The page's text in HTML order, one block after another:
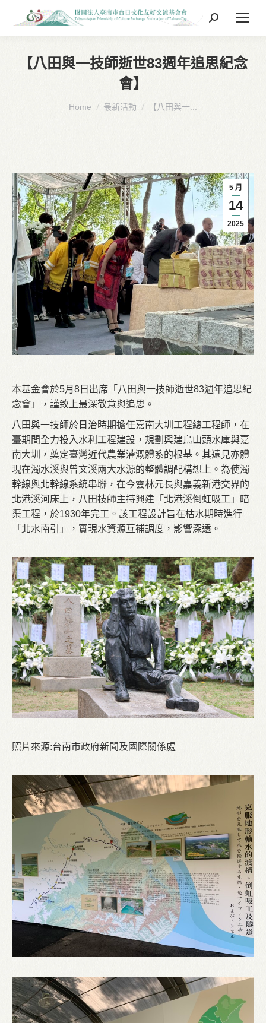
Search:
【八田與一技師逝世83週年追思紀念
會】
You are here:
Home 最新活動 【八田與一...
5 月
14
2025
本基金會於5月8日出席「八田與一技師逝世83週年追思紀
念會」，謹致上最深敬意與追思。
八田與一技師於日治時期擔任嘉南大圳工程總工程師，在
臺期間全力投入水利工程建設，規劃興建烏山頭水庫與嘉
南大圳，奠定臺灣近代農業灌溉體系的根基。其遠見亦體
現在濁水溪與曾文溪兩大水源的整體調配構想上。為使濁
幹線與北幹線系統串聯，在今雲林元長與嘉義新港交界的
北港溪河床上，八田技師主持興建「北港溪倒虹吸工」暗
渠工程，於1930年完工。該工程設計旨在枯水期時進行
「北水南引」，實現水資源互補調度，影響深遠。
照片來源:台南市政府新聞及國際關係處